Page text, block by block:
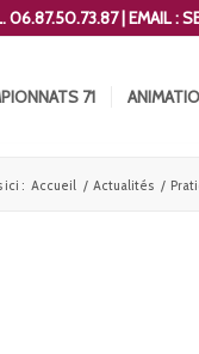
06.87.50.73.87 | EMAIL :
71
ici : Accueil / Actualités /